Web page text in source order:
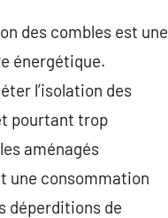
des combles est une
énergétique.
l’isolation des
pourtant trop
aménagés
une consommation
déperditions de